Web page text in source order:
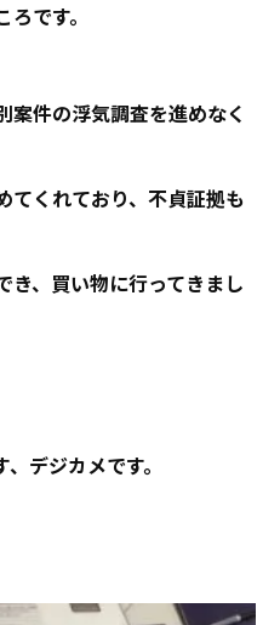
です。
案件の浮気調査を進めなく
てくれており、不貞証拠も
き、買い物に行ってきまし
デジカメです。